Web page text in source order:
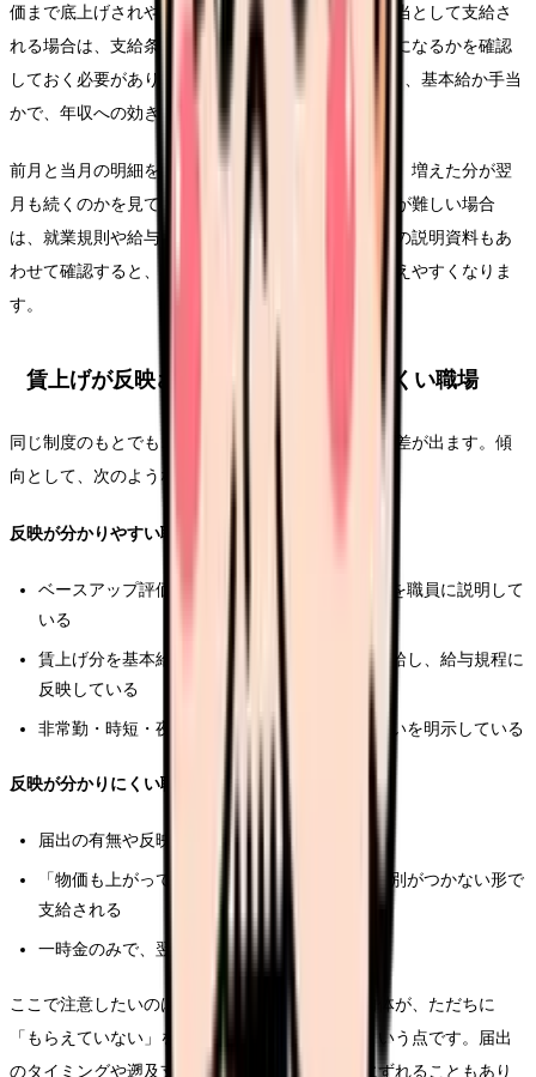
価まで底上げされやすくなります。一方、新設の手当として支給さ
れる場合は、支給条件、終了時期、賞与算定の対象になるかを確認
しておく必要があります。同じ「月○円アップ」でも、基本給か手当
かで、年収への効き方は変わります。
前月と当月の明細を並べ、増えた項目がどれなのか、増えた分が翌
月も続くのかを見てください。給与明細単独で判断が難しい場合
は、就業規則や給与規程の改定通知、賃金改善計画の説明資料もあ
わせて確認すると、一時的なのか恒常的なのかが見えやすくなりま
す。
賃上げが反映されやすい職場・されにくい職場
同じ制度のもとでも、反映のされ方は職場によって差が出ます。傾
向として、次のような違いがあります。
反映が分かりやすい職場の特徴
ベースアップ評価料の届出をしており、その旨を職員に説明して
いる
賃上げ分を基本給または明確な名称の手当で支給し、給与規程に
反映している
非常勤・時短・夜勤専従など雇用形態ごとの扱いを明示している
反映が分かりにくい職場の特徴
届出の有無や反映時期が説明されない
「物価も上がっているから」と既存の昇給と区別がつかない形で
支給される
一時金のみで、翌年度以降に続くかが不透明
ここで注意したいのは、反映が見えにくいこと自体が、ただちに
「もらえていない」を意味するわけではない、という点です。届出
のタイミングや遡及支給の関係で、反映が後ろにずれることもあり